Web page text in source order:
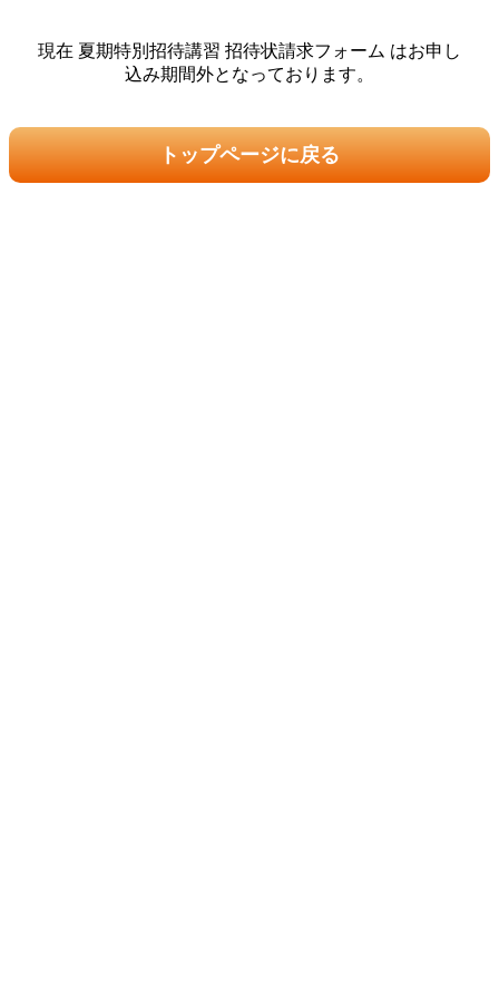
現在 夏期特別招待講習 招待状請求フォーム はお申し
込み期間外となっております。
トップページに戻る